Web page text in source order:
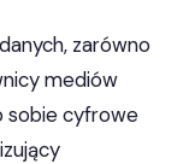
zarówno
mediów
sobie cyfrowe